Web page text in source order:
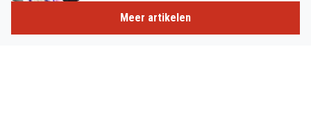
Meer artikelen